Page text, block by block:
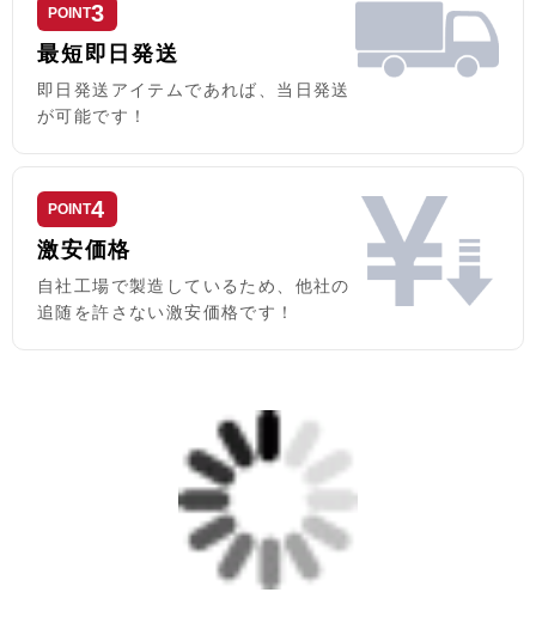
POINT3
最短即日発送
即日発送アイテムであれば、当日発送
が可能です！
POINT4
激安価格
自社工場で製造しているため、他社の
追随を許さない激安価格です！